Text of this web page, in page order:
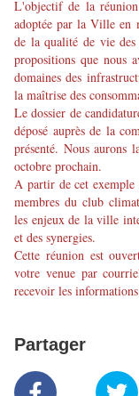
L'objectif de la
adoptée par la Ville en
de la qualité de vie
propositions que nous
domaines des
la maîtrise des
Le dossier de
déposé auprès de la
présenté. Nous aurons
octobre prochain.
A partir de cet exemple
membres du club
les enjeux de la ville
et des synergies.
Cette réunion est
votre venue par
recevoir les
Partager